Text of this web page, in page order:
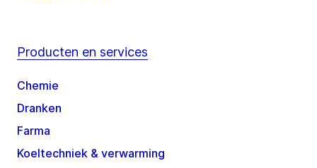
Producten en services
Chemie
Dranken
Farma
Koeltechniek & verwarming